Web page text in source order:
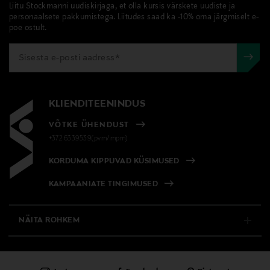
Liitu Stockmanni uudiskirjaga, et olla kursis värskete uudiste ja
personaalsete pakkumistega. Liitudes saad ka -10% oma järgmiselt e-
poe ostult.
KLIENDITEENINDUS
VÕTKE ÜHENDUST
+372 6339539(pvm/mpm)
KORDUMA KIPPUVAD KÜSIMUSED
KAMPAANIATE TINGIMUSED
NÄITA ROHKEM